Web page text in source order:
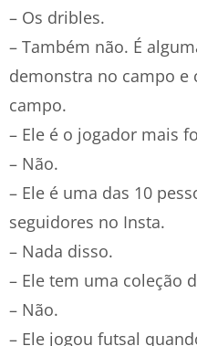
– Os dribles.
– Também não. É
demonstra no campo e
campo.
– Ele é o jogador mais
– Não.
– Ele é uma das 10
seguidores no Insta.
– Nada disso.
– Ele tem uma coleção
– Não.
– Ele jogou futsal